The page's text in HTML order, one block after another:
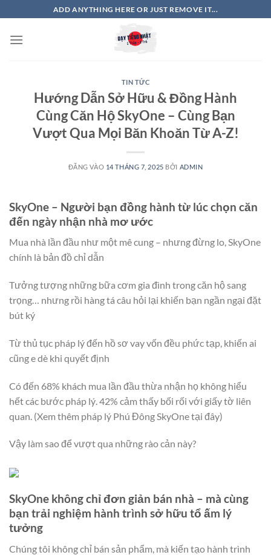
qua
nội
ADD ANYTHING HERE OR JUST REMOVE IT...
TIN TỨC
Hướng Dẫn Sở Hữu & Đồng Hành
Cùng Căn Hộ SkyOne – Cùng Bạn
Vượt Qua Mọi Băn Khoăn Từ A-Z!
ĐĂNG VÀO 14 THÁNG 7, 2025 BỞI ADMIN
SkyOne – Người bạn đồng hành từ lúc chọn căn
đến ngày nhận nhà mơ ước
Mua nhà lần đầu như một mê cung – nhưng đừng lo, SkyOne
chính là bản đồ chỉ dẫn
Tưởng tượng những bữa cơm gia đình trong căn hộ sang
trọng… nhưng rồi hàng tá câu hỏi lại khiến bạn ngần ngại đặt
bút ký
Từ thủ tục pháp lý đến hồ sơ vay vốn đều phức tạp, khiến ai
cũng e dè khi quyết định
Có đến 68% khách mua lần đầu thừa nhận họ không hiểu
hết các bước pháp lý. 42% cảm thấy bối rối với giấy tờ liên
quan. (Xem thêm pháp lý Phú Đông SkyOne tại đây)
Vậy làm sao để vượt qua những rào cản này?
SkyOne không chỉ đơn giản bán nhà – mà cùng
bạn trải nghiệm hành trình sở hữu tổ ấm lý
tưởng
Chúng tôi không chỉ bán sản phẩm, mà kiến tạo hành trình